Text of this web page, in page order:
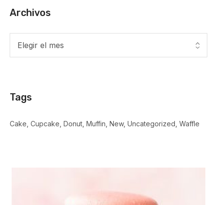
Archivos
Tags
Cake Cupcake Donut Muffin New Uncategorized Waffle